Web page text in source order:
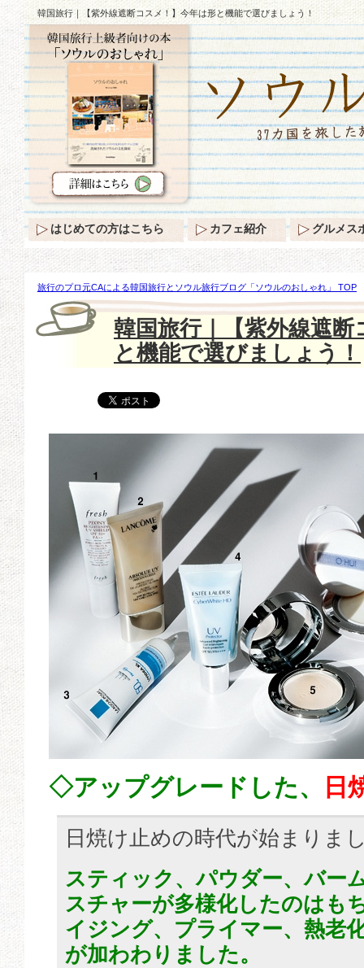
韓国旅行｜【紫外線遮断コスメ！】今年は形と機能で選びましょう！
旅行のプロ元CAによる韓国旅行とソウル旅行ブログ「ソウルのおしゃれ」 TOP
メ！】今年は形と機能で選びましょう！
韓国旅行｜【紫外線遮
と機能で選びましょう！
◇アップグレードした、 日
日焼け止めの時代が始まりま
スティック、パウダー、バー
スチャーが多様化したのはも
イジング、プライマー、熱老
が加わわりました。
はじめての方はこちら カフェ紹介 グルメス